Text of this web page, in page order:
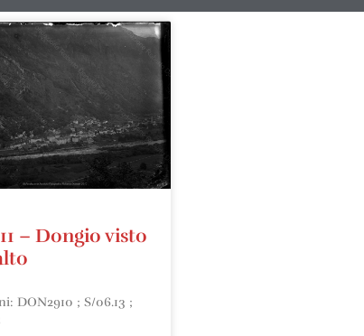
– Dongio visto
DON2910 ; S/06.13 ;